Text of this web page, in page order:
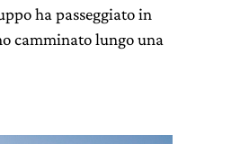
ha passeggiato in
camminato lungo una